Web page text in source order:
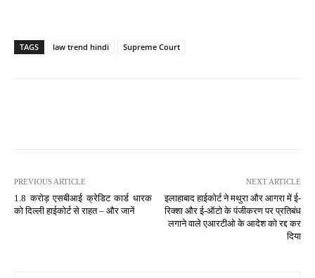
TAGS law trend hindi Supreme Court
PREVIOUS ARTICLE
1.8 करोड़ एसबीआई क्रेडिट कार्ड धारक
को दिल्ली हाईकोर्ट से राहत – और जानें
NEXT ARTICLE
इलाहाबाद हाईकोर्ट ने मथुरा और आगरा में ई-
रिक्शा और ई-ऑटो के पंजीकरण पर प्रतिबंध
लगाने वाले एआरटीओ के आदेश को रद्द कर
दिया